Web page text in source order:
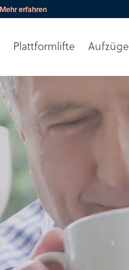
Plattformlifte Aufzüge